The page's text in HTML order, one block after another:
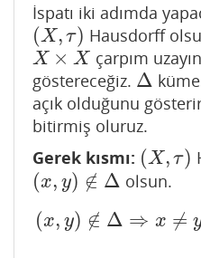
İspatı iki adımda
(X, τ)
(X,τ) Hausdorff
X × X
X× X
çarpım
göstereceğiz. Δ
Δ
açık olduğunu
bitirmiş oluruz.
Gerek kısmı: (X, τ)
(X,τ)
(x, y) ∉ Δ
(x,y ∉Δ olsun.
(x, y) ∉ Δ ⇒ x ≠
x,y) ∉Δ ⇒x ≠y X,τ ,